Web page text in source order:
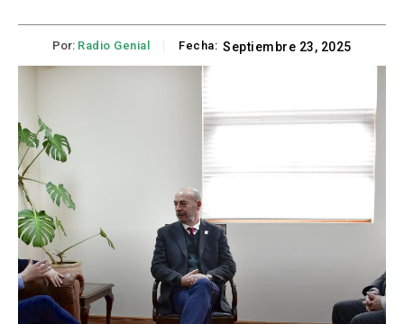
Por: Radio Genial Fecha: Septiembre 23, 2025